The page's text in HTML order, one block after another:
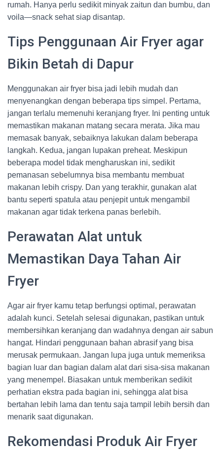
rumah. Hanya perlu sedikit minyak zaitun dan bumbu, dan
voila—snack sehat siap disantap.
Tips Penggunaan Air Fryer agar
Bikin Betah di Dapur
Menggunakan air fryer bisa jadi lebih mudah dan
menyenangkan dengan beberapa tips simpel. Pertama,
jangan terlalu memenuhi keranjang fryer. Ini penting untuk
memastikan makanan matang secara merata. Jika mau
memasak banyak, sebaiknya lakukan dalam beberapa
langkah. Kedua, jangan lupakan preheat. Meskipun
beberapa model tidak mengharuskan ini, sedikit
pemanasan sebelumnya bisa membantu membuat
makanan lebih crispy. Dan yang terakhir, gunakan alat
bantu seperti spatula atau penjepit untuk mengambil
makanan agar tidak terkena panas berlebih.
Perawatan Alat untuk
Memastikan Daya Tahan Air
Fryer
Agar air fryer kamu tetap berfungsi optimal, perawatan
adalah kunci. Setelah selesai digunakan, pastikan untuk
membersihkan keranjang dan wadahnya dengan air sabun
hangat. Hindari penggunaan bahan abrasif yang bisa
merusak permukaan. Jangan lupa juga untuk memeriksa
bagian luar dan bagian dalam alat dari sisa-sisa makanan
yang menempel. Biasakan untuk memberikan sedikit
perhatian ekstra pada bagian ini, sehingga alat bisa
bertahan lebih lama dan tentu saja tampil lebih bersih dan
menarik saat digunakan.
Rekomendasi Produk Air Fryer